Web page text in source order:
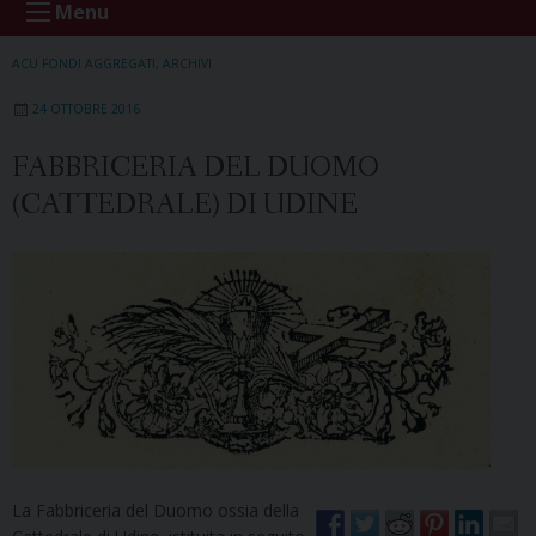
Menu
ACU FONDI AGGREGATI ARCHIVI
24 OTTOBRE 2016
FABBRICERIA DEL DUOMO
(CATTEDRALE) DI UDINE
La Fabbriceria del Duomo ossia della